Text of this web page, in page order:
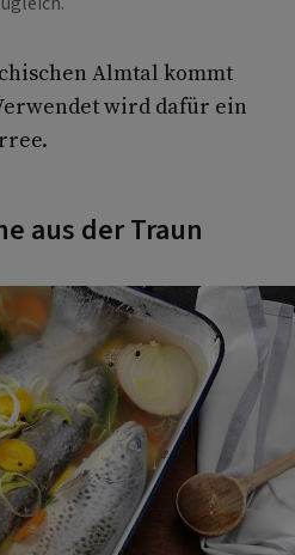
Almtal kommt
wird dafür ein
aus der Traun